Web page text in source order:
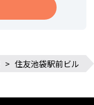
> 住友池袋駅前ビル